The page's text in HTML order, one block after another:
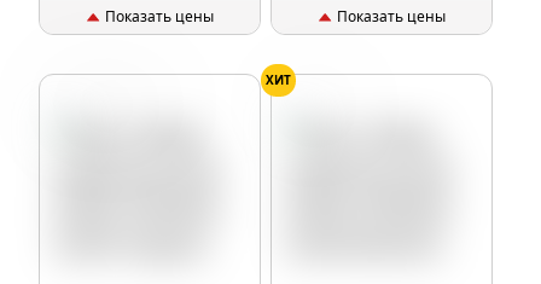
Показать цены Показать цены
ХИТ